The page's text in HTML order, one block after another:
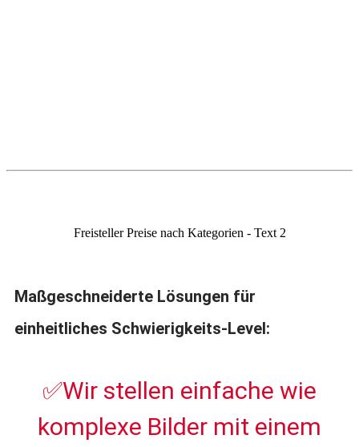
Freisteller Preise nach Kategorien - Text 2
Maßgeschneiderte Lösungen für
einheitliches Schwierigkeits-Level:
✅Wir stellen einfache wie
komplexe Bilder mit einem